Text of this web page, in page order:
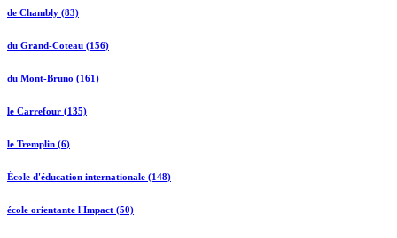
de Chambly (83)
du Grand-Coteau (156)
du Mont-Bruno (161)
le Carrefour (135)
le Tremplin (6)
École d'éducation internationale (148)
école orientante l'Impact (50)